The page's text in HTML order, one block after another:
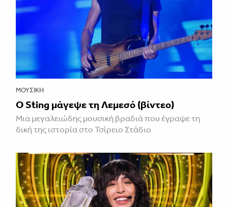
ΜΟΥΣΙΚΉ
Ο Sting μάγεψε τη Λεμεσό (βίντεο)
Μια μεγαλειώδης μουσική βραδιά που έγραψε τη
δική της ιστορία στο Τσίρειο Στάδιο